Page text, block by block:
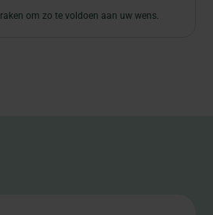
om zo te voldoen aan uw wens.